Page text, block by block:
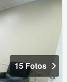
15 Fotos